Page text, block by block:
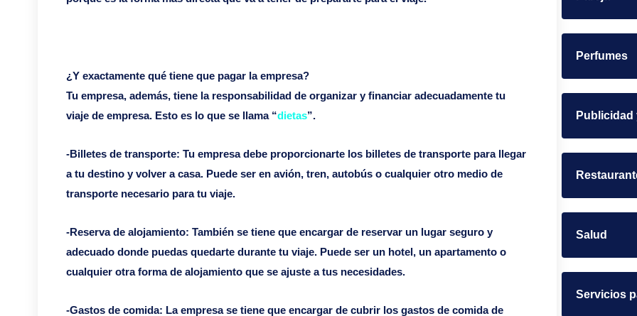
¿Y exactamente qué tiene que pagar la empresa?
Tu empresa, además, tiene la responsabilidad de organizar y financiar adecuadamente tu
viaje de empresa. Esto es lo que se llama “dietas”.
-Billetes de transporte: Tu empresa debe proporcionarte los billetes de transporte para llegar
a tu destino y volver a casa. Puede ser en avión, tren, autobús o cualquier otro medio de
transporte necesario para tu viaje.
-Reserva de alojamiento: También se tiene que encargar de reservar un lugar seguro y
adecuado donde puedas quedarte durante tu viaje. Puede ser un hotel, un apartamento o
cualquier otra forma de alojamiento que se ajuste a tus necesidades.
-Gastos de comida: La empresa se tiene que encargar de cubrir los gastos de comida de
Perfumes
Publicidad
Salud
Servicios